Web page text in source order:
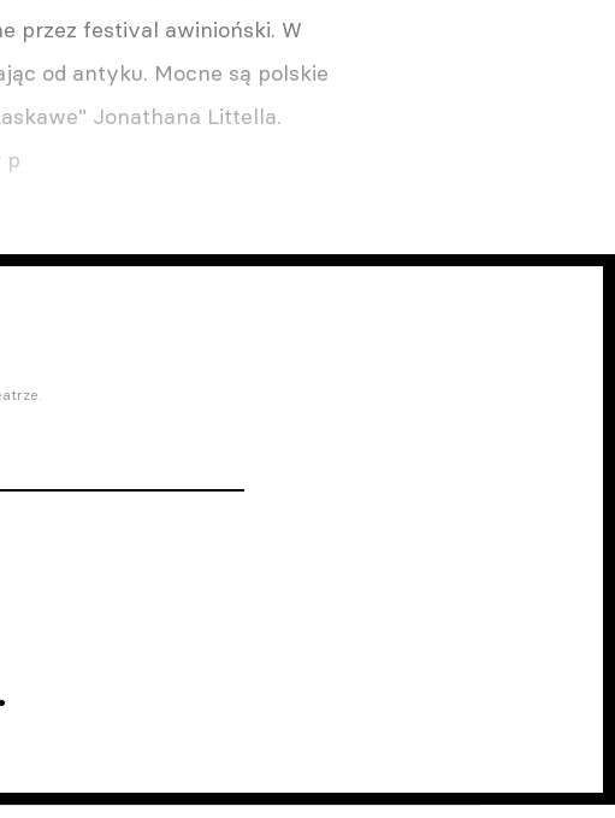
przez festival awinioński. W
od antyku. Mocne są polskie
Jonathana Littella.
p
.